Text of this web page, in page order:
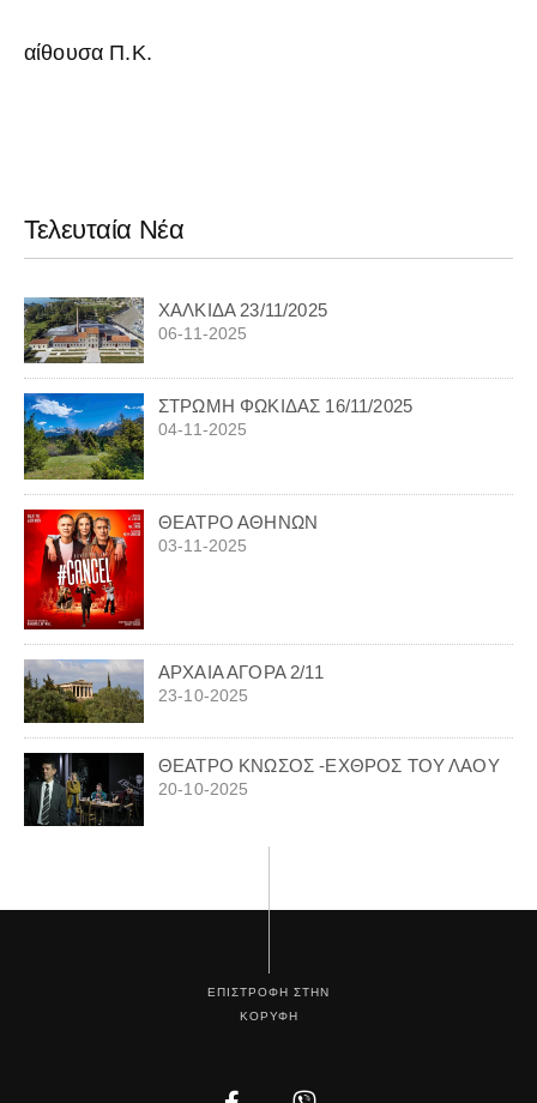
αίθουσα Π.Κ.
Τελευταία Νέα
ΧΑΛΚΙΔΑ 23/11/2025
06-11-2025
ΣΤΡΩΜΗ ΦΩΚΙΔΑΣ 16/11/2025
04-11-2025
ΘΕΑΤΡΟ ΑΘΗΝΩΝ
03-11-2025
ΑΡΧΑΙΑ ΑΓΟΡΑ 2/11
23-10-2025
ΘΕΑΤΡΟ ΚΝΩΣΟΣ -ΕΧΘΡΟΣ ΤΟΥ ΛΑΟΥ
20-10-2025
ΕΠΙΣΤΡΟΦΗ ΣΤΗΝ
ΚΟΡΥΦΗ